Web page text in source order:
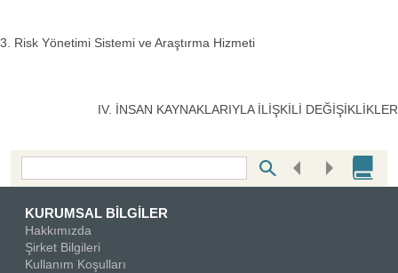
3. Risk Yönetimi Sistemi ve Araştırma Hizmeti
IV. İNSAN KAYNAKLARIYLA İLİŞKİLİ DEĞİŞİKLİKLER
Bottom Search Toolbar Highlight Text
KURUMSAL BİLGİLER
Hakkımızda
Şirket Bilgileri
Kullanım Koşulları